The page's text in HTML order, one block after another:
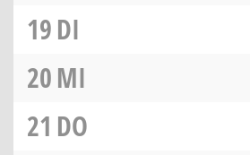
19DI
20MI
21 DO